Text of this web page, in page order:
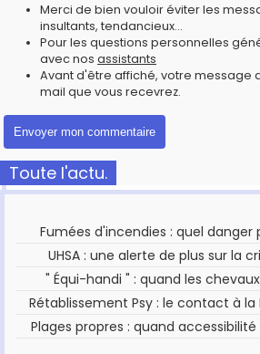
Merci de bien vouloir éviter les
insultants, tendancieux...
Pour les questions personnelles
avec nos assistants
Avant d'être affiché, votre message
mail que vous recevrez.
Toute l'actu.
Fumées d'incendies : quel danger
UHSA : une alerte de plus sur la
" Équi-handi " : quand les
Rétablissement Psy : le contact à
Plages propres : quand